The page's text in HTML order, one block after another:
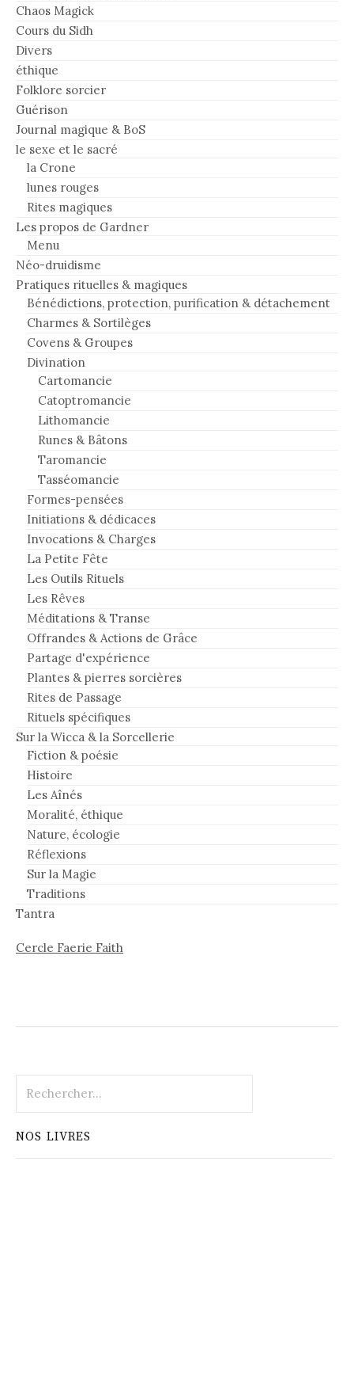
Chaos Magick
Cours du Sidh
Divers
éthique
Folklore sorcier
Guérison
Journal magique & BoS
le sexe et le sacré
la Crone
lunes rouges
Rites magiques
Les propos de Gardner
Menu
Néo-druidisme
Pratiques rituelles & magiques
Bénédictions, protection, purification & détachement
Charmes & Sortilèges
Covens & Groupes
Divination
Cartomancie
Catoptromancie
Lithomancie
Runes & Bâtons
Taromancie
Tasséomancie
Formes-pensées
Initiations & dédicaces
Invocations & Charges
La Petite Fête
Les Outils Rituels
Les Rêves
Méditations & Transe
Offrandes & Actions de Grâce
Partage d'expérience
Plantes & pierres sorcières
Rites de Passage
Rituels spécifiques
Sur la Wicca & la Sorcellerie
Fiction & poésie
Histoire
Les Aînés
Moralité, éthique
Nature, écologie
Réflexions
Sur la Magie
Traditions
Tantra
Cercle Faerie Faith
NOS LIVRES